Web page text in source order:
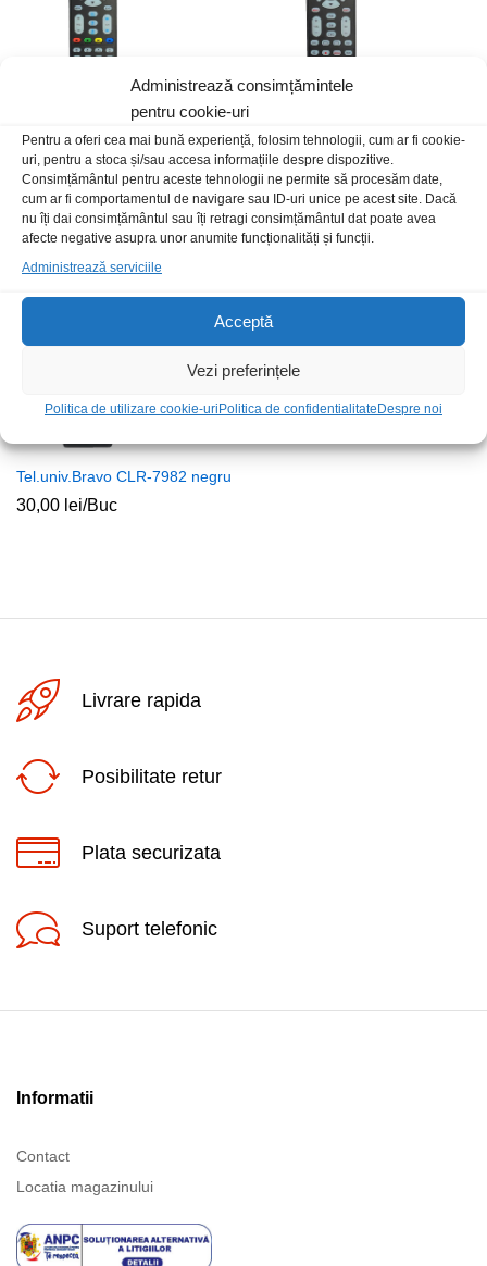
Administrează consimțămintele
pentru cookie-uri
Pentru a oferi cea mai bună experiență, folosim tehnologii, cum ar fi cookie-
uri, pentru a stoca și/sau accesa informațiile despre dispozitive.
Consimțământul pentru aceste tehnologii ne permite să procesăm date,
cum ar fi comportamentul de navigare sau ID-uri unice pe acest site. Dacă
nu îți dai consimțământul sau îți retragi consimțământul dat poate avea
afecte negative asupra unor anumite funcționalități și funcții.
Administrează serviciile
Acceptă
Vezi preferințele
Politica de utilizare cookie-uri Politica de confidentialitate Despre noi
Tel.univ.programabila HIFI
29,00lei /Buc
Tel.univ.programabila SKU 498
29,00lei/Buc
Stoc epuizat
Tel.univ.Bravo CLR-7982 negru
30,00 lei/Buc
Livrare rapida
Posibilitate retur
Plata securizata
Suport telefonic
Informatii
Contact
Locatia magazinului